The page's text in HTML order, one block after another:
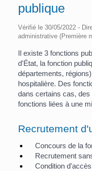
publique
Vérifié le 30/05/2022 -
administrative (Première
Il existe 3 fonctions
d'État, la fonction
départements,
hospitalière. Des
dans certains cas,
fonctions liées à une
Recrutement
Concours de la
Recrutement
Condition